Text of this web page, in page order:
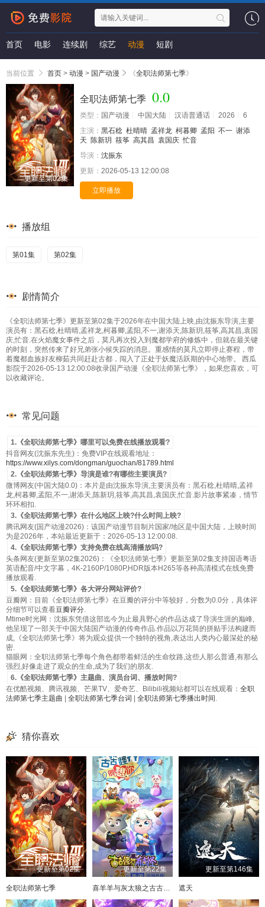
首页 电影 连续剧 综艺 动漫 短剧
当前位置 首页 > 动漫 > 国产动漫 《全职法师第七季》
更新至第02集
全职法师第七季 0.0
类型： 国产动漫 中国大陆 汉语普通话 2026
6
主演： 黑石稔 杜晴晴 孟祥龙 柯暮卿 孟阳 不一 谢添
天 陈新玥 筱筝 高其昌 袁国庆 忙音
导演： 沈振东
更新： 2026-05-13 12:00:08
立即播放
播放组
第01集 第02集
剧情简介
《全职法师第七季》更新至第02集于2026年在中国大陆上映,由沈振东导演,主要
演员有：黑石稔,杜晴晴,孟祥龙,柯暮卿,孟阳,不一,谢添天,陈新玥,筱筝,高其昌,袁国
庆,忙音.在火焰魔女事件之后，莫凡再次投入到魔都学府的修炼中，但就在最关键
的时刻，突然传来了好兄弟张小候失踪的消息。重感情的莫凡立即停止赛程，带
着魔都血族好友柳茹共同赶赴古都，闯入了正处于妖魔活跃期的中心地带。 西瓜
影院于2026-05-13 12:00:08收录国产动漫《全职法师第七季》，如果您喜欢，可
以收藏评论。
常见问题
1.《全职法师第七季》哪里可以免费在线播放观看?
抖音网友(沈振东先生)：免费VIP在线观看地址：
https://www.xilys.com/dongman/guochan/81789.html
2.《全职法师第七季》导演是谁?有哪些主要演员?
微博网友(中国大陆0.0)：本片是由沈振东导演,主要演员有：黑石稔,杜晴晴,孟祥
龙,柯暮卿,孟阳,不一,谢添天,陈新玥,筱筝,高其昌,袁国庆,忙音.影片故事紧凑，情节
环环相扣.
3.《全职法师第七季》在什么地区上映?什么时间上映?
腾讯网友(国产动漫2026)：该国产动漫节目制片国家/地区是中国大陆，上映时间
为是2026年，本站最近更新于：2026-05-13 12:00:08.
4.《全职法师第七季》支持免费在线高清播放吗?
头条网友(更新至第02集2026)：《全职法师第七季》更新至第02集支持国语粤语
英语配音/中文字幕，4K-2160P/1080P,HDR版本H265等各种高清模式在线免费
播放观看.
5.《全职法师第七季》各大评分网站评价?
豆瓣网：目前《全职法师第七季》在豆瓣的评分中等较好，分数为0.0分，具体评
分细节可以查看豆瓣评分.
Mtime时光网：沈振东凭借这部迄今为止最具野心的作品达成了导演生涯的巅峰,
他呈现了一部关于中国大陆国产动漫的传奇作品.作品以万花筒的拼贴手法构建而
成,《全职法师第七季》将为观众提供一个独特的视角,表达出人类内心最深处的秘
密.
猫眼网：全职法师第七季每个角色都带着鲜活的生命纹路,这些人那么普通,有那么
强烈,好像走进了观众的生命,成为了我们的朋友.
6.《全职法师第七季》主题曲、演员台词、播放时间?
在优酷视频、腾讯视频、芒果TV、爱奇艺、Bilibili视频站都可以在线观看： 全职
法师第七季主题曲
全职法师第七季台词 全职法师第七季播出时间 .
猜你喜欢
更新至第02集
全职法师第七季
更新至第22集
喜羊羊与灰太狼之古古怪界有古怪
更新至第146集
遮天